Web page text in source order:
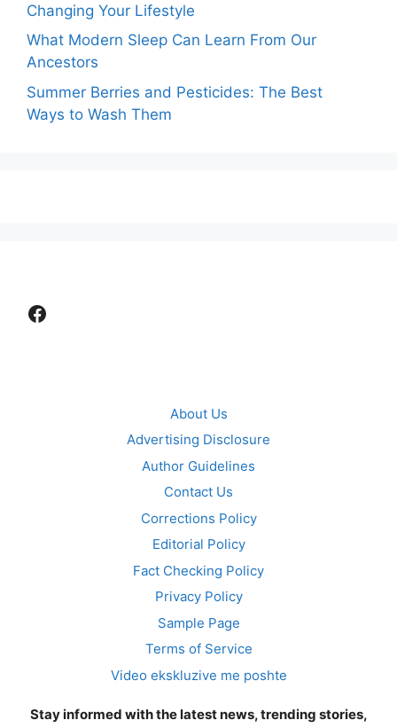
Changing Your Lifestyle
What Modern Sleep Can Learn From Our
Ancestors
Summer Berries and Pesticides: The Best
Ways to Wash Them
Facebook
About Us
Advertising Disclosure
Author Guidelines
Contact Us
Corrections Policy
Editorial Policy
Fact Checking Policy
Privacy Policy
Sample Page
Terms of Service
Video ekskluzive me poshte
Stay informed with the latest news, trending stories,